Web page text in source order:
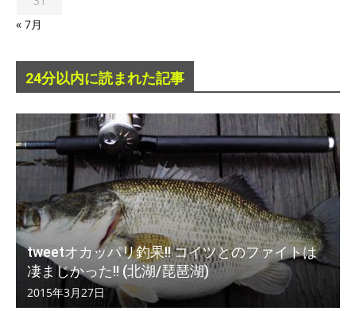
« 7月
24分以内に読まれた記事
tweetオカッパリ釣果!! コイツとのファイトは
凄まじかった!! (北湖/琵琶湖)
2015年3月27日